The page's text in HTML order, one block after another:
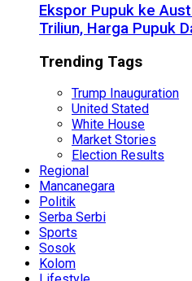
Ekspor Pupuk ke
Triliun, Harga Pupuk
Trending Tags
Trump Inauguration
United Stated
White House
Market Stories
Election Results
Regional
Mancanegara
Politik
Serba Serbi
Sports
Sosok
Kolom